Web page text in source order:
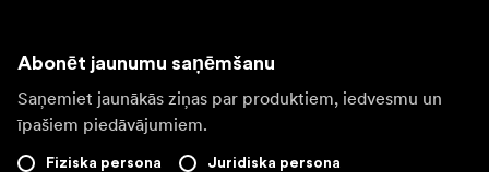
Abonēt jaunumu saņēmšanu
Saņemiet jaunākās ziņas par produktiem, iedvesmu un
īpašiem piedāvājumiem.
Fiziska persona Juridiska persona